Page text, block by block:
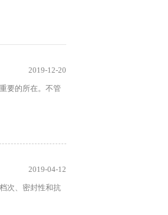
2019-12-20
要的所在。不管
2019-04-12
次、密封性和抗